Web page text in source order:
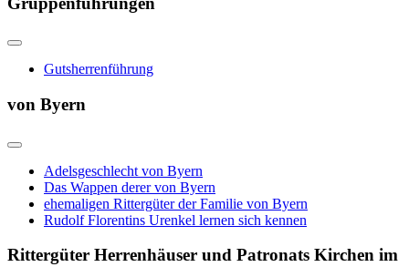
Gutsherrenführung
von Byern
Adelsgeschlecht von Byern
Das Wappen derer von Byern
ehemaligen Rittergüter der Familie von Byern
Rudolf Florentins Urenkel lernen sich kennen
Rittergüter Herrenhäuser und Patronats Kirchen im